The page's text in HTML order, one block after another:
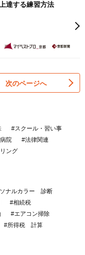
達する練習方法
次のページへ
#スクール・習い事
院
#法律関連
ング
ナルカラー 診断
#相続税
#エアコン掃除
#所得税 計算